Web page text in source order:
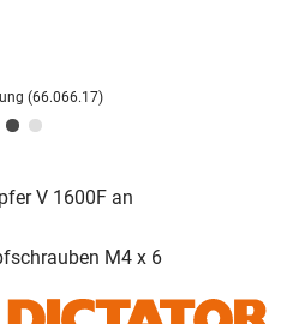
(66.066.17)
V 1600F an
M4 x 6